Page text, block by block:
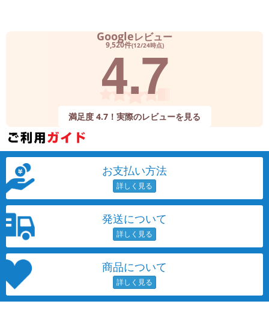
Googleレビュー
9,520件(12/24時点)
4.7
満足度 4.7！実際のレビューを見る
お支払い方法
発送について
商品について